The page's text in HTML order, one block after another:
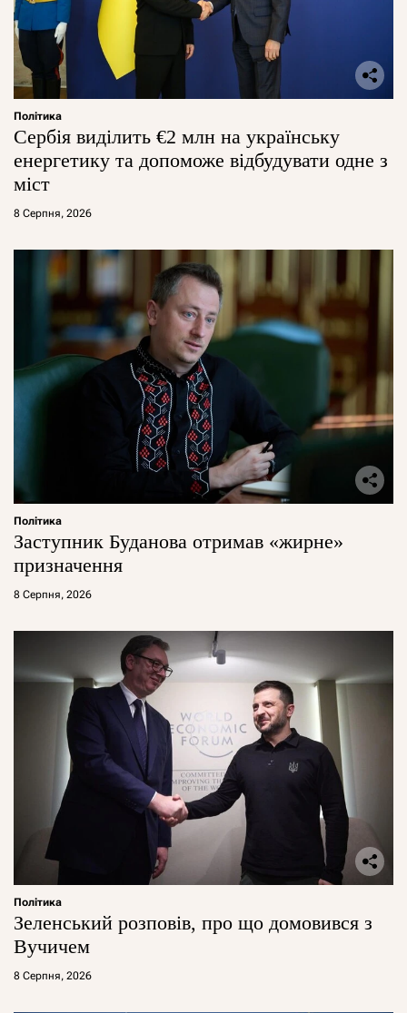
Політика
Сербія виділить €2 млн на українську
енергетику та допоможе відбудувати одне з
міст
8 Серпня, 2026
Політика
Заступник Буданова отримав «жирне»
призначення
8 Серпня, 2026
Політика
Зеленський розповів, про що домовився з
Вучичем
8 Серпня, 2026